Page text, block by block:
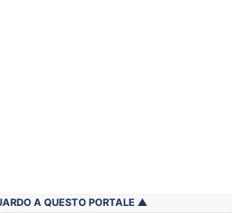
A QUESTO PORTALE